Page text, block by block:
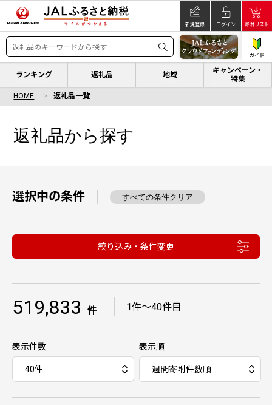
新規登録 ログイン 寄附リスト
ガイド
ランキング 返礼品 地域
キャンペーン・
特集
HOME 返礼品一覧
返礼品から探す
選択中の条件 すべての条件クリア
絞り込み・条件変更
519,833 件 1件〜40件目
表示件数 表示順